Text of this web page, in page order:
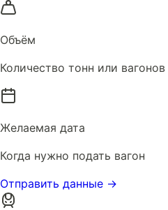
Объём
Количество тонн или вагонов
Желаемая дата
Когда нужно подать вагон
Отправить данные →